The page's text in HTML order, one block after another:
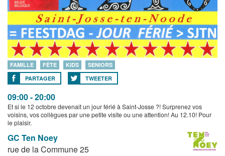
FAMILLE FÊTE KIDS
SENIORS
PARTAGER
TWEETER
09:00 - 20:00
Et si le 12 octobre devenait un jour férié à Saint-Josse ?! Surprenez vos
voisins, vos collègues par une petite visite ou une attention! Au 12.10! Pour
le plaisir.
GC Ten Noey
rue de la Commune 25